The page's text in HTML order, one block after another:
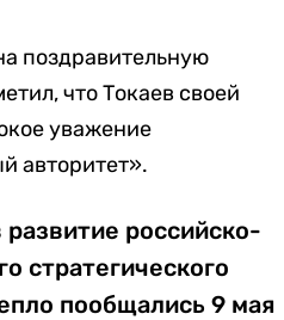
поздравительную
что Токаев своей
уважение
авторитет».
российско-
стратегического
пообщались 9 мая